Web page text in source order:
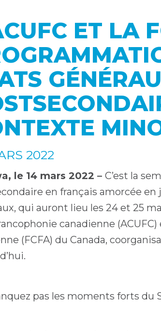
ET LA
2022
le 14 mars 2022 – C’est la
en français amorcée en
qui auront lieu les 24 et 25
canadienne
(FCFA) du Canada,
pas les moments forts du